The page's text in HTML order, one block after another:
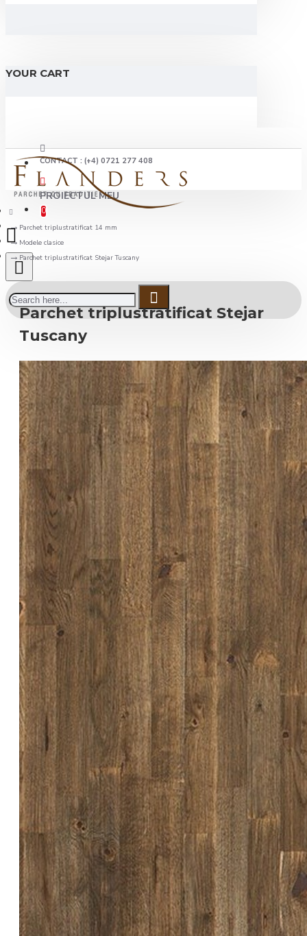
YOUR CART
CONTACT : (+4) 0721 277 408
PROIECTUL MEU
0
Parchet triplustratificat 14 mm
Modele clasice
Parchet triplustratificat Stejar Tuscany
Parchet triplustratificat Stejar
Tuscany